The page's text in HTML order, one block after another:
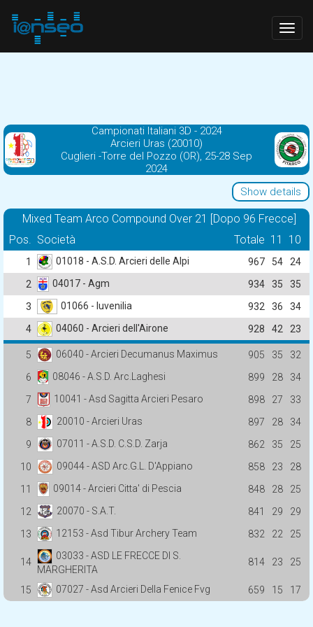
Campionati Italiani 3D - 2024
Arcieri Uras (20010)
Cuglieri -Torre del Pozzo (OR), 25-28 Sep
2024
Show details
Mixed Team Arco Compound Over 21 [Dopo 96 Frecce]
Pos. Società Totale 11 10
1 01018 - A.S.D. Arcieri delle Alpi 967 54
24
2
04017 - Agm 934 35
35
3
01066 - Iuvenilia 932 36
34
4
04060 - Arcieri dell'Airone 928 42 23
5 06040 - Arcieri Decumanus Maximus 905 35
32
6
08046 - A.S.D. Arc.Laghesi 899 28
34
7
10041 - Asd Sagitta Arcieri Pesaro 898 27
33
8
20010 - Arcieri Uras 897 28
34
9
07011 - A.S.D. C.S.D. Zarja 862 35
25
10
09044 - ASD Arc.G.L. D'Appiano 858 23
28
11
09014 - Arcieri Citta' di Pescia 848 28
25
12
20070 - S.A.T. 841 29
29
13
12153 - Asd Tibur Archery Team 832 22 25
14
03033 - ASD LE FRECCE DI S.
MARGHERITA
814 23 25
15 07027 - Asd Arcieri Della Fenice Fvg 659 15 17